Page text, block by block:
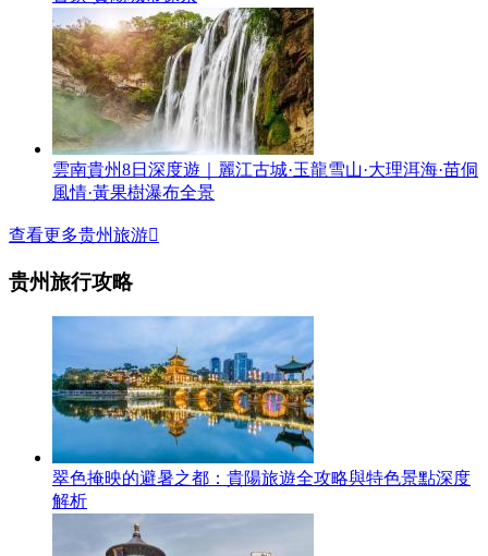
雲南貴州8日深度遊｜麗江古城·玉龍雪山·大理洱海·苗侗
風情·黃果樹瀑布全景
查看更多贵州旅游
贵州旅行攻略
翠色掩映的避暑之都：貴陽旅遊全攻略與特色景點深度
解析